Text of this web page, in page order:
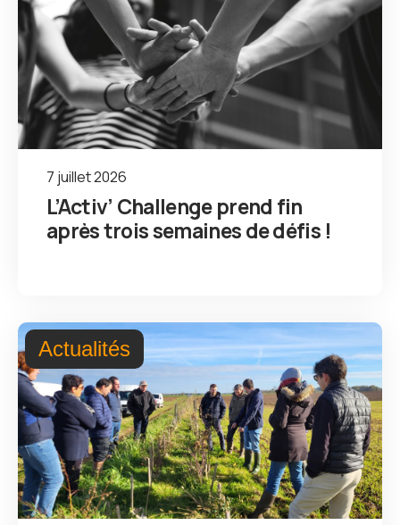
7 juillet 2026
L’Activ’ Challenge prend fin
après trois semaines de défis !
Actualités